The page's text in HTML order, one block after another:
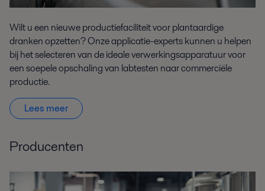
Wilt u een nieuwe productiefaciliteit voor plantaardige
dranken opzetten?Onze applicatie-expertskunnen u helpen
bij het selecteren van de ideale verwerkingsapparatuur voor
een soepele opschaling van labtesten naar commerciële
productie.
Lees meer
Producenten